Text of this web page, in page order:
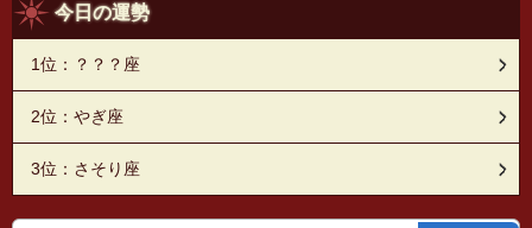
今日の運勢
1位：？？？座
2位：やぎ座
3位：さそり座